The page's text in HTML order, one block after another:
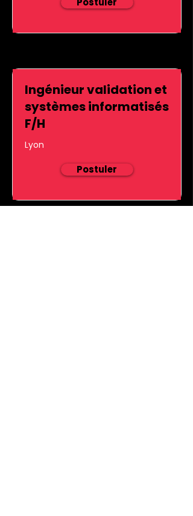
Ingénieur validation et
systèmes informatisés
F/H
Lyon
Postuler